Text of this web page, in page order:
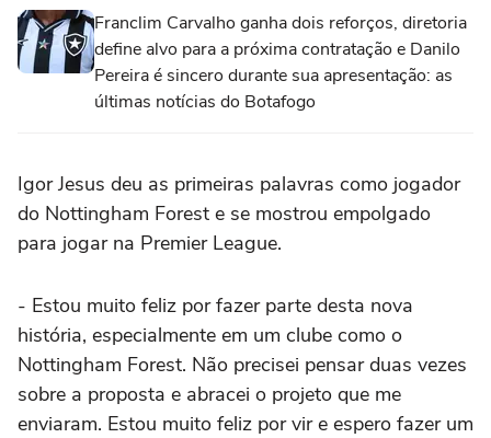
Franclim Carvalho ganha dois reforços, diretoria
define alvo para a próxima contratação e Danilo
Pereira é sincero durante sua apresentação: as
últimas notícias do Botafogo
Igor Jesus deu as primeiras palavras como jogador
do Nottingham Forest e se mostrou empolgado
para jogar na Premier League.
- Estou muito feliz por fazer parte desta nova
história, especialmente em um clube como o
Nottingham Forest. Não precisei pensar duas vezes
sobre a proposta e abracei o projeto que me
enviaram. Estou muito feliz por vir e espero fazer um